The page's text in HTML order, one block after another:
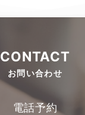
CONTACT
お問い合わせ
電話予約